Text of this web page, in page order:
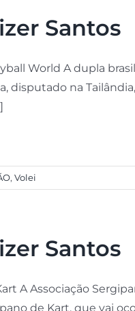
Santos
World A dupla
disputado na
, Volei
Santos
A Associação
de Kart, que vai